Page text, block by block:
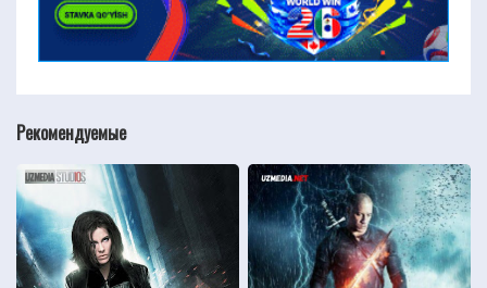
Рекомендуемые